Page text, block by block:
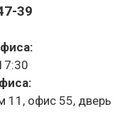
39
11, офис 55, дверь